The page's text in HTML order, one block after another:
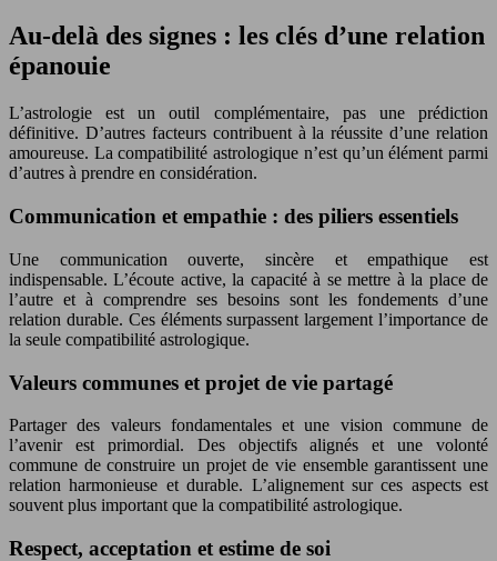
Au-delà des signes : les clés d’une relation
épanouie
L’astrologie est un outil complémentaire, pas une prédiction
définitive. D’autres facteurs contribuent à la réussite d’une relation
amoureuse. La compatibilité astrologique n’est qu’un élément parmi
d’autres à prendre en considération.
Communication et empathie : des piliers essentiels
Une communication ouverte, sincère et empathique est
indispensable. L’écoute active, la capacité à se mettre à la place de
l’autre et à comprendre ses besoins sont les fondements d’une
relation durable. Ces éléments surpassent largement l’importance de
la seule compatibilité astrologique.
Valeurs communes et projet de vie partagé
Partager des valeurs fondamentales et une vision commune de
l’avenir est primordial. Des objectifs alignés et une volonté
commune de construire un projet de vie ensemble garantissent une
relation harmonieuse et durable. L’alignement sur ces aspects est
souvent plus important que la compatibilité astrologique.
Respect, acceptation et estime de soi